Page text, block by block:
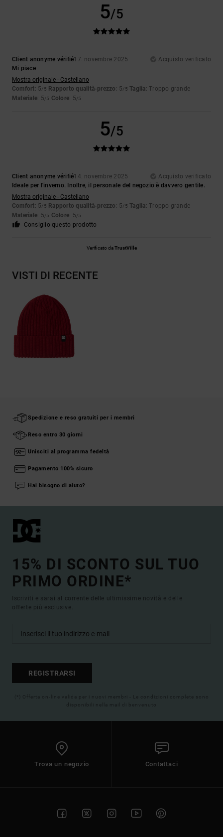
5/5
Client anonyme vérifié17. novembre 2025
Acquisto verificato
Mi piace
Mostra originale - Castellano
Comfort: 5/5 Rapporto qualità-prezzo : 5/5 Taglia: Troppo grande
Materiale: 5/5 Colore: 5/5
5/5
Client anonyme vérifié14. novembre 2025
Acquisto verificato
Ideale per l'inverno. Inoltre, il personale del negozio è davvero gentile.
Mostra originale - Castellano
Comfort: 5/5 Rapporto qualità-prezzo : 5/5 Taglia: Troppo grande
Materiale: 5/5 Colore: 5/5
Consiglio questo prodotto
Verificato daTrustVille
VISTI DI RECENTE
Spedizione e reso gratuiti per i membri
Reso entro 30 giorni
Unisciti al programma fedeltà
Pagamento 100% sicuro
Hai bisogno di aiuto?
15% DI SCONTO SUL TUO
PRIMO ORDINE*
Iscriviti e sarai al corrente delle ultimissime novità e delle
offerte più esclusive.
REGISTRARSI
(*) Offerta on-line valida per i nuovi membri - Le condizioni complete sono
disponibili nella mail di benvenuto
Trova un negozio Contattaci